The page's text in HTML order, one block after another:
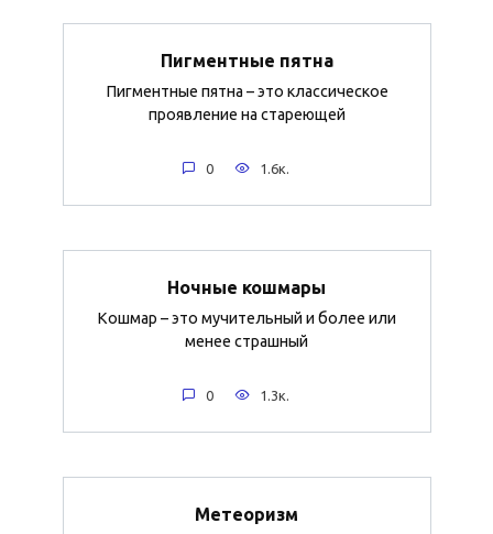
Пигментные пятна
Пигментные пятна – это классическое
проявление на стареющей
0 1.6к.
Ночные кошмары
Кошмар – это мучительный и более или
менее страшный
0 1.3к.
Метеоризм